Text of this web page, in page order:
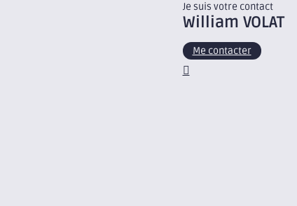
Je suis votre contact
William VOLAT
Me contacter